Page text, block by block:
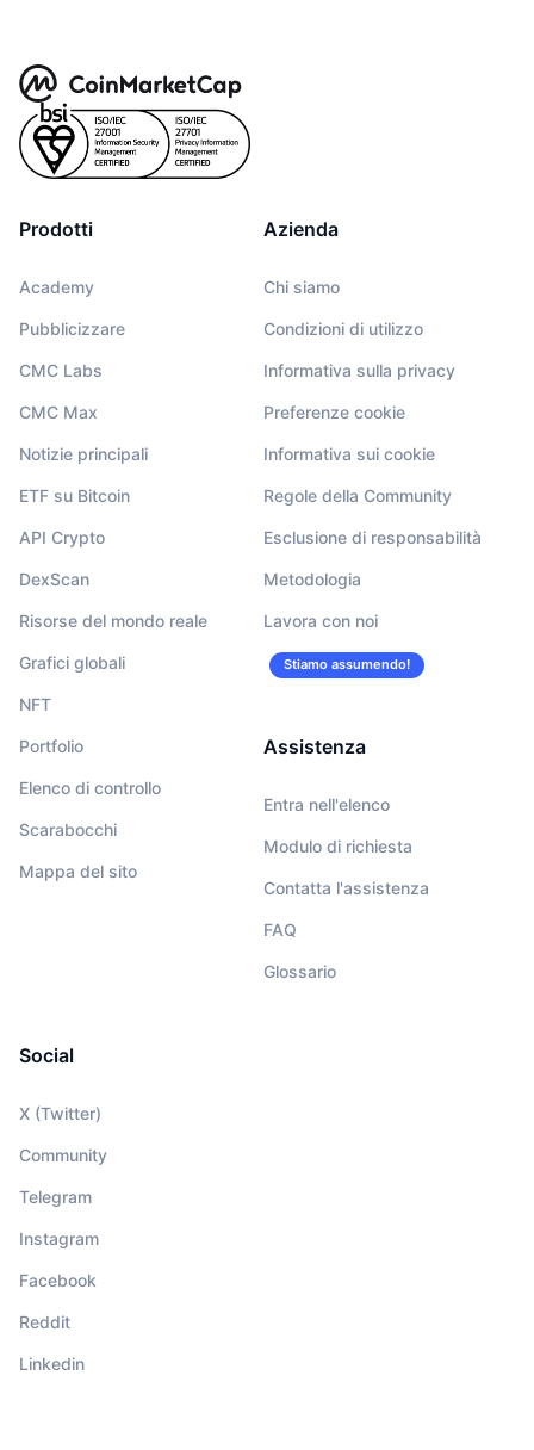
Prodotti
Academy
Pubblicizzare
CMC Labs
CMC Max
Notizie principali
ETF su Bitcoin
API Crypto
DexScan
Risorse del mondo reale
Grafici globali
NFT
Portfolio
Elenco di controllo
Scarabocchi
Mappa del sito
Azienda
Chi siamo
Condizioni di utilizzo
Informativa sulla privacy
Preferenze cookie
Informativa sui cookie
Regole della Community
Esclusione di responsabilità
Metodologia
Lavora con noi
Stiamo assumendo!
Assistenza
Entra nell'elenco
Modulo di richiesta
Contatta l'assistenza
FAQ
Glossario
Social
X (Twitter)
Community
Telegram
Instagram
Facebook
Reddit
Linkedin